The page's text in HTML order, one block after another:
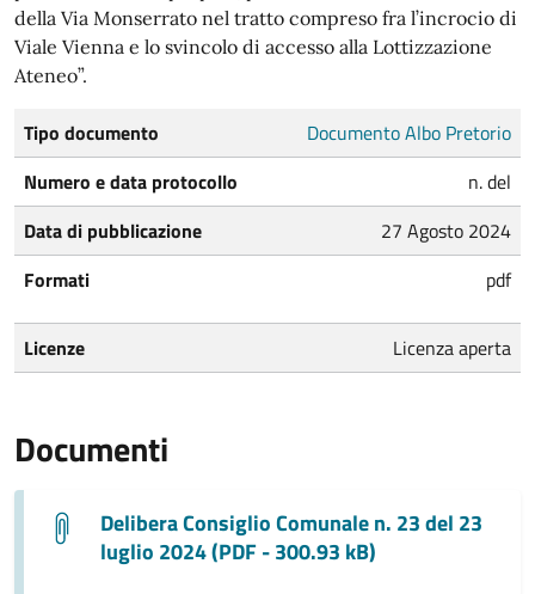
della Via Monserrato nel tratto compreso fra l’incrocio di
Viale Vienna e lo svincolo di accesso alla Lottizzazione
Ateneo”.
Tipo documento
Documento Albo Pretorio
Numero e data protocollo
n. del
Data di pubblicazione
27 Agosto 2024
Formati
pdf
Licenze Licenza aperta
Documenti
Delibera Consiglio Comunale n. 23 del 23
luglio 2024 (PDF - 300.93 kB)